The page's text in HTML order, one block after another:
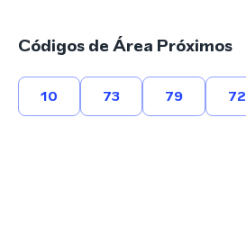
Códigos de Área Próximos
10 73 79 72